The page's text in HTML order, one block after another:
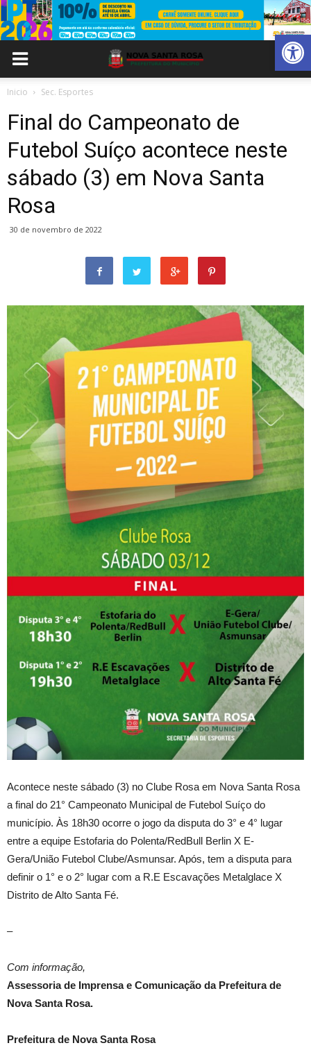
Abrir
Inicio Sec. Esportes
Final do Campeonato de
Futebol Suíço acontece neste
sábado (3) em Nova Santa
Rosa
30 de novembro de 2022
Acontece neste sábado (3) no Clube Rosa em Nova Santa Rosa
a final do 21° Campeonato Municipal de Futebol Suíço do
município. Às 18h30 ocorre o jogo da disputa do 3° e 4° lugar
entre a equipe Estofaria do Polenta/RedBull Berlin X E-
Gera/União Futebol Clube/Asmunsar. Após, tem a disputa para
definir o 1° e o 2° lugar com a R.E Escavações Metalglace X
Distrito de Alto Santa Fé.
–
Com informação,
Assessoria de Imprensa e Comunicação da Prefeitura de
Nova Santa Rosa.
Prefeitura de Nova Santa Rosa